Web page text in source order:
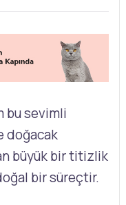
bu sevimli
doğacak
büyük bir titizlik
bir süreçtir.